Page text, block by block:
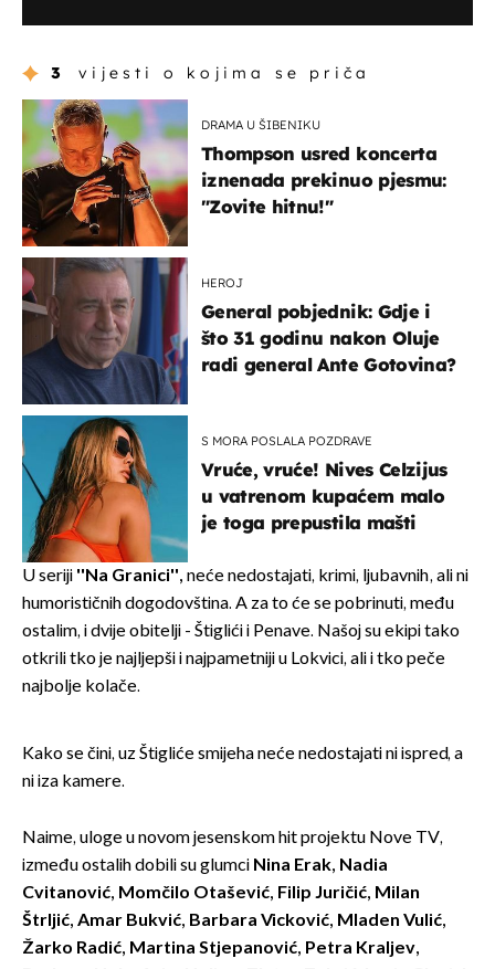
3 vijesti o kojima se priča
DRAMA U ŠIBENIKU
Thompson usred koncerta
iznenada prekinuo pjesmu:
"Zovite hitnu!"
HEROJ
General pobjednik: Gdje i
što 31 godinu nakon Oluje
radi general Ante Gotovina?
S MORA POSLALA POZDRAVE
Vruće, vruće! Nives Celzijus
u vatrenom kupaćem malo
je toga prepustila mašti
U seriji ''Na Granici'', neće nedostajati, krimi, ljubavnih, ali ni
humorističnih dogodovština. A za to će se pobrinuti, među
ostalim, i dvije obitelji - Štiglići i Penave. Našoj su ekipi tako
otkrili tko je najljepši i najpametniji u Lokvici, ali i tko peče
najbolje kolače.
Kako se čini, uz Štigliće smijeha neće nedostajati ni ispred, a
ni iza kamere.
Naime, uloge u novom jesenskom hit projektu Nove TV,
između ostalih dobili su glumci Nina Erak, Nadia
Cvitanović, Momčilo Otašević, Filip Juričić, Milan
Štrljić, Amar Bukvić, Barbara Vicković, Mladen Vulić,
Žarko Radić, Martina Stjepanović, Petra Kraljev,